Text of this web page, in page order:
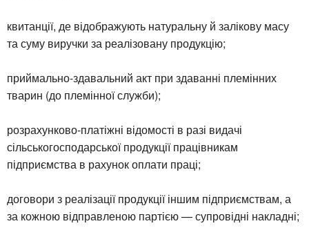
квитанції, де відображують натуральну й залікову масу
та суму виручки за реалізовану продукцію;
приймально-здавальний акт при здаванні племінних
тварин (до племінної служби);
розрахунково-платіжні відомості в разі видачі
сільськогосподарської продукції працівникам
підприємства в рахунок оплати праці;
договори з реалізації продукції іншим підприємствам, а
за кожною відправленою партією — супровідні накладні;